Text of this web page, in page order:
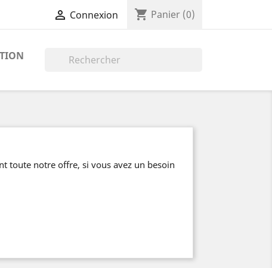
 Connexion shopping_cart Panier (0)
toute notre offre, si vous avez un besoin